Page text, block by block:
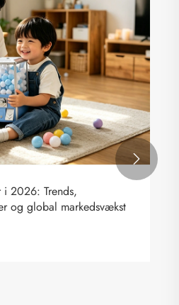
i 2026: Trends,
og global markedsvækst
